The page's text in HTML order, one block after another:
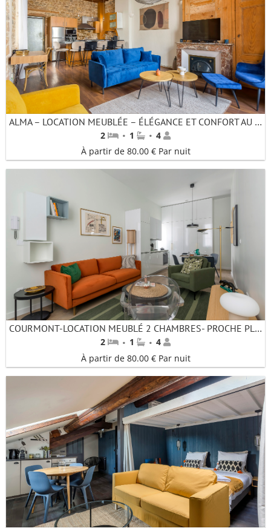
ALMA – LOCATION MEUBLÉE – ÉLÉGANCE ET CONFORT AU CŒUR DE LYON
2 · 1 · 4
À partir de 80.00 € Par nuit
COURMONT-LOCATION MEUBLÉ 2 CHAMBRES- PROCHE PLACE DE LA RÉPUBLIQUE
2 · 1 · 4
À partir de 80.00 € Par nuit